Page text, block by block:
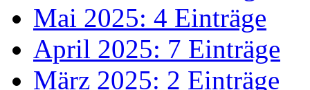
Mai 2025: 4 Einträge
April 2025: 7 Einträge
März 2025: 2 Einträge